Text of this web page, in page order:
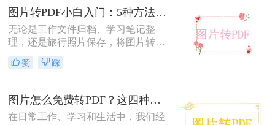
怎么转换成pdf格式呢？本文将介绍三
种将图片转换成PDF格式的方法。
图片转PDF小白入门：5种方法从最简单到最专业逐步升级！
无论是工作文件归档、学习笔记整
理，还是旅行照片保存，将图片转换
为PDF都能让内容更规范、更易分
享。那么如何图片转pdf呢？本文提供
5种常用方法，3分钟即可学会！
赞 踩
图片怎么免费转PDF？这四种方法轻松搞定！
在日常工作、学习和生活中，我们经